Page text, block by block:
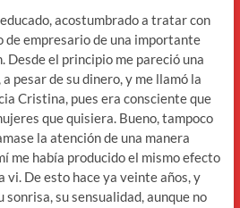
acostumbrado a tratar con
de empresario de una importante
Desde el principio me pareció una
pesar de su dinero, y me llamó la
Cristina, pues era consciente que
que quisiera. Bueno, tampoco
la atención de una manera
me había producido el mismo efecto
vi. De esto hace ya veinte años, y
sonrisa, su sensualidad, aunque no